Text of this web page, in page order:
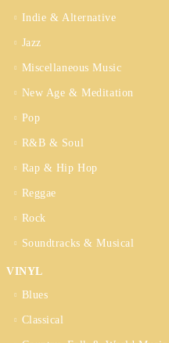
Indie & Alternative
Jazz
Miscellaneous Music
New Age & Meditation
Pop
R&B & Soul
Rap & Hip Hop
Reggae
Rock
Soundtracks & Musical
VINYL
Blues
Classical